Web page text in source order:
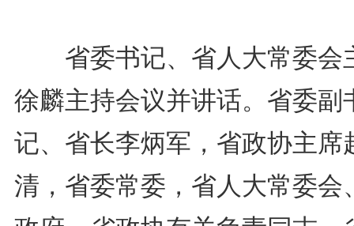
省委书记、省人大常委会
徐麟主持会议并讲话。省委副
记、省长李炳军，省政协主席
清，省委常委，省人大常委会